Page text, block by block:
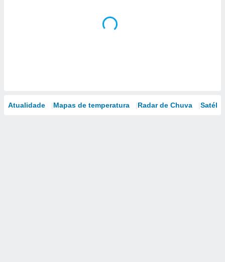
Atualidade Mapas de temperatura Radar de Chuva